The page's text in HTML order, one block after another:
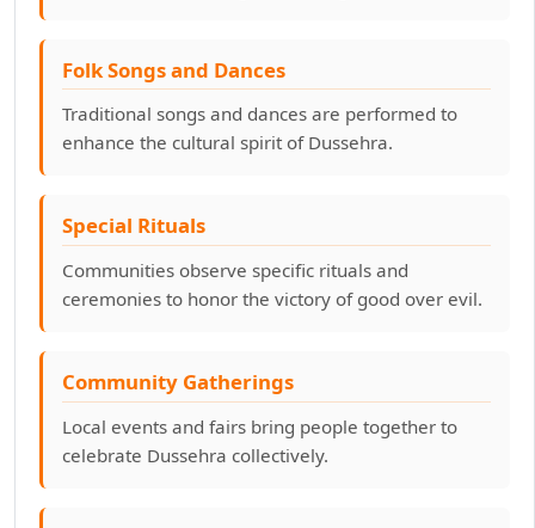
Folk Songs and Dances
Traditional songs and dances are performed to
enhance the cultural spirit of Dussehra.
Special Rituals
Communities observe specific rituals and
ceremonies to honor the victory of good over evil.
Community Gatherings
Local events and fairs bring people together to
celebrate Dussehra collectively.